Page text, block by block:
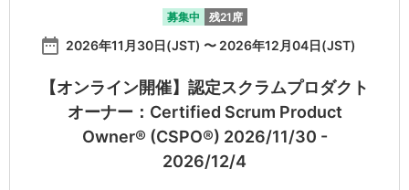
募集中 残21席
date_range 2026年11月30日(JST) 〜 2026年12月04日(JST)
【オンライン開催】認定スクラムプロダクト
オーナー：Certified Scrum Product
Owner® (CSPO®) 2026/11/30 -
2026/12/4